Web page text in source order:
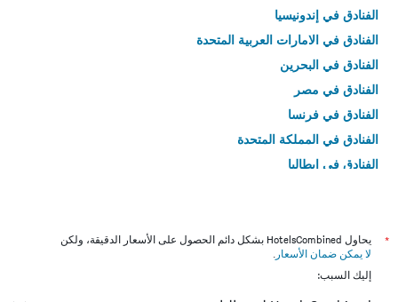
الفنادق في إندونيسيا
الفنادق في الامارات العربية المتحدة
الفنادق في البحرين
الفنادق في مصر
الفنادق في فرنسا
الفنادق في المملكة المتحدة
الفنادق في إيطاليا
*
يحاول HotelsCombined بشكل دائم الحصول على الأسعار الدقيقة، ولكن
لا يمكن ضمان الأسعار .
إليك السبب: